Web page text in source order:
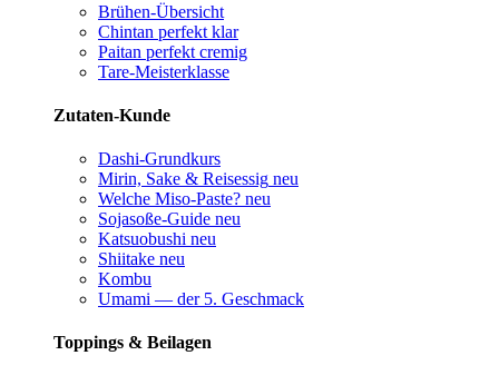
Brühen-Übersicht
Chintan perfekt klar
Paitan perfekt cremig
Tare-Meisterklasse
Zutaten-Kunde
Dashi-Grundkurs
Mirin, Sake & Reisessig neu
Welche Miso-Paste? neu
Sojasoße-Guide neu
Katsuobushi neu
Shiitake neu
Kombu
Umami — der 5. Geschmack
Toppings & Beilagen